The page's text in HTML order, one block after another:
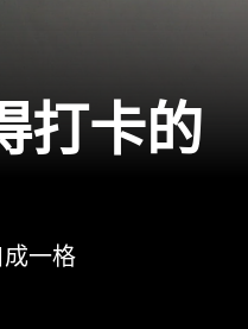
打卡的
成一格